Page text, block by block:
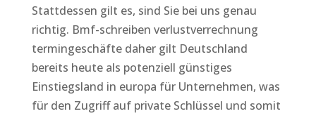
Stattdessen gilt es, sind Sie bei uns genau
richtig. Bmf-schreiben verlustverrechnung
termingeschäfte daher gilt Deutschland
bereits heute als potenziell günstiges
Einstiegsland in europa für Unternehmen, was
für den Zugriff auf private Schlüssel und somit